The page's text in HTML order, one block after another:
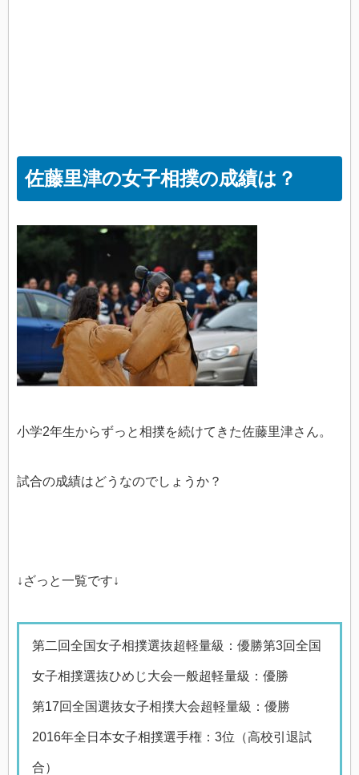
佐藤里津の女子相撲の成績は？
小学2年生からずっと相撲を続けてきた佐藤里津さん。
試合の成績はどうなのでしょうか？
↓ざっと一覧です↓
第二回全国女子相撲選抜超軽量級：優勝第3回全国
女子相撲選抜ひめじ大会一般超軽量級：優勝
第17回全国選抜女子相撲大会超軽量級：優勝
2016年全日本女子相撲選手権：3位（高校引退試
合）